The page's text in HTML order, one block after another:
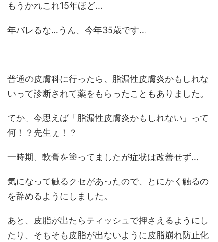
もうかれこれ15年ほど…
年バレるな…うん、今年35歳です…
普通の皮膚科に行ったら、脂漏性皮膚炎かもしれな
いって診断されて薬をもらったこともありました。
てか、今思えば「脂漏性皮膚炎かもしれない」って
何！？先生ぇ！？
一時期、軟膏を塗ってましたが症状は改善せず…
気になって触るクセがあったので、とにかく触るの
を辞めるようにしました。
あと、皮脂が出たらティッシュで押さえるようにし
たり、そもそも皮脂が出ないように皮脂崩れ防止化